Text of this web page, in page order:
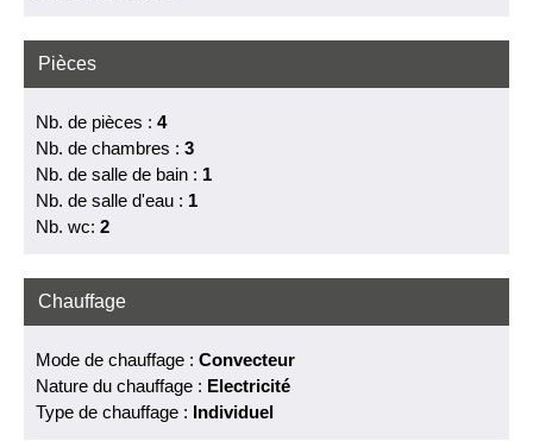
Pièces
Nb. de pièces : 4
Nb. de chambres : 3
Nb. de salle de bain : 1
Nb. de salle d'eau : 1
Nb. wc: 2
Chauffage
Mode de chauffage : Convecteur
Nature du chauffage : Electricité
Type de chauffage : Individuel